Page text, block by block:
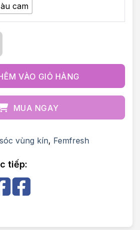
cam
kín cao cấp Femfresh số
VÀO GIỎ HÀNG
MUA NGAY
vùng kín, Femfresh
tiếp: